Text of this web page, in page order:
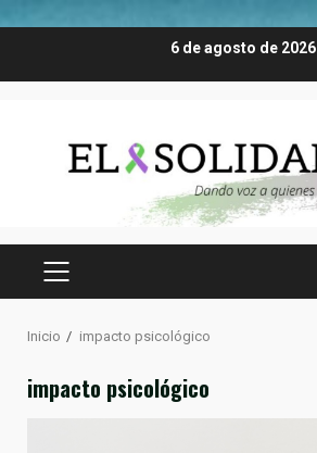
6 de agosto de 2026
MENÚ
Inicio impacto psicológico
impacto psicológico